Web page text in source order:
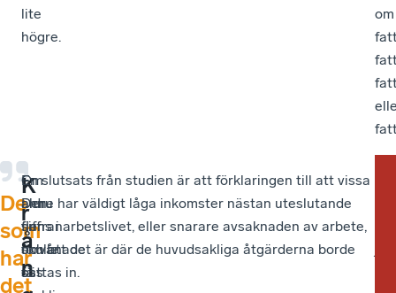
lite
högre.
om
De
som
har
det
Om
ännu
fler
skulle
få
–
Den
siffran
förvånade
oss
K
r
å
n
En slutsats från studien är att förklaringen till att vissa
äldre har väldigt låga inkomster nästan uteslutande
finns i arbetslivet, eller snarare avsaknaden av arbete,
och att det är där de huvudsakliga åtgärderna borde
sättas in.